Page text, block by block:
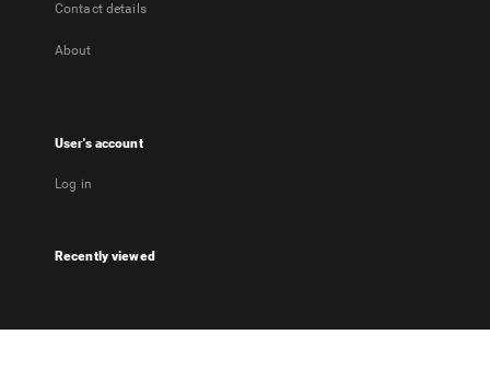
Contact details
About
User's account
Log in
Recently viewed